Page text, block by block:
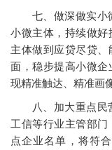
七、做深做实小
小微主体，持续做好
主体做到应贷尽贷
面，稳步提高小微
现精准触达、精准画
八、加大重点民
工信等行业主管部
点企业名单，将符